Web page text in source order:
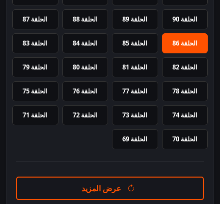
الحلقة 90 الحلقة 89 الحلقة 88 الحلقة 87
الحلقة 86 الحلقة 85 الحلقة 84 الحلقة 83
الحلقة 82 الحلقة 81 الحلقة 80 الحلقة 79
الحلقة 78 الحلقة 77 الحلقة 76 الحلقة 75
الحلقة 74 الحلقة 73 الحلقة 72 الحلقة 71
الحلقة 70 الحلقة 69
عرض المزيد